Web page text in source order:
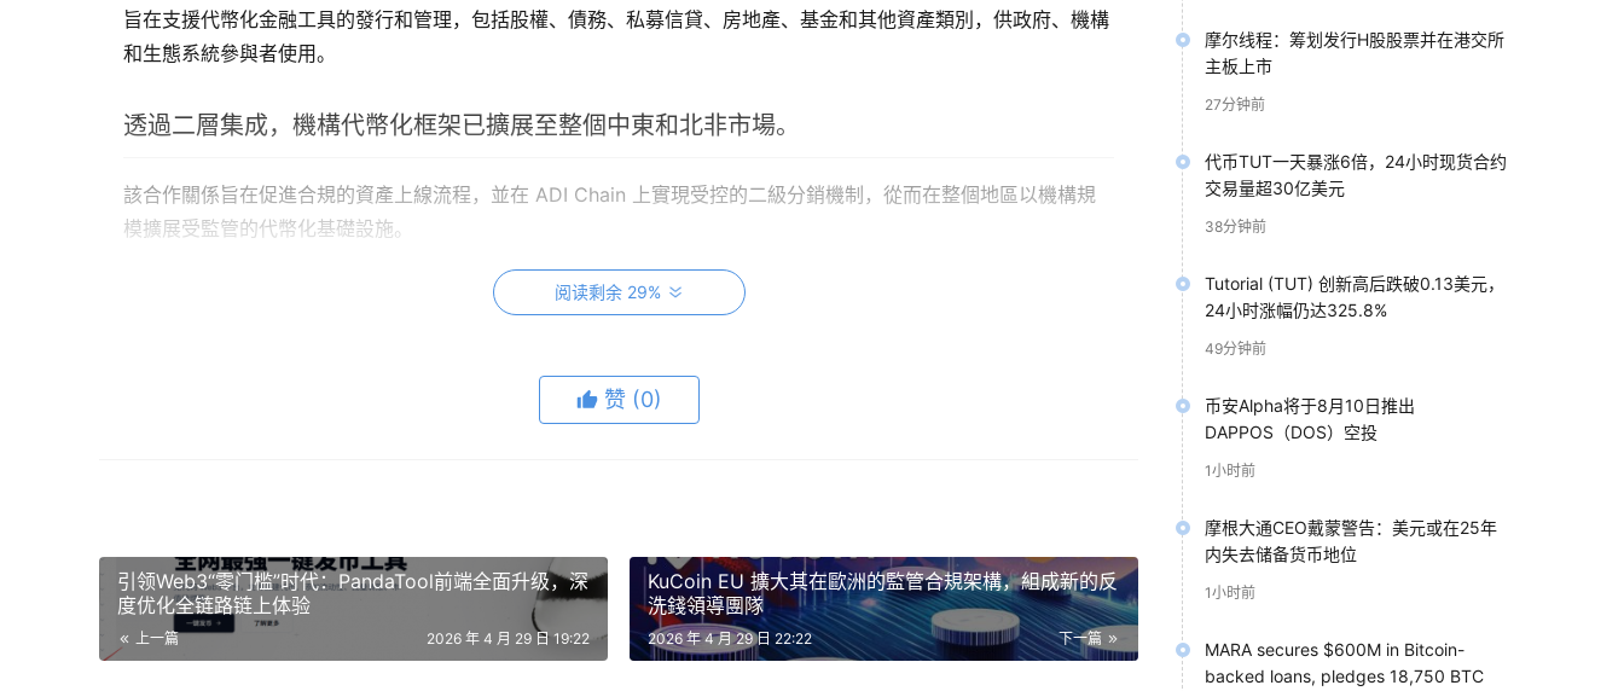
旨在支援代幣化金融工具的發行和管理，包括股權、債務、私募信貸、房地產、基金和其他資產類別，供政府、機構
和生態系統參與者使用。
透過二層集成，機構代幣化框架已擴展至整個中東和北非市場。
該合作關係旨在促進合規的資產上線流程，並在 ADI Chain 上實現受控的二級分銷機制，從而在整個地區以機構規
模擴展受監管的代幣化基礎設施。
ADI基金會執行長Andrey Lazorenko在一份書面聲明中表示：「受監管的代幣化基礎設施是機構意圖與鏈上執行之
間缺失的關鍵環節。Brickken提供了一套成熟的發行和生命週期管理堆棧，深受金融機構信賴。」他補充道：「將其
保合規性。這正是Brickken在拓展新市場時所尋求的以機構為先的願景。
預計這兩個組織將協調代幣化資產的上線，包括在受控框架下進行發行工作流程和二級市場分銷，將 Brickken 的基
礎設施層與 ADI Chain 為受監管的金融應用開發的 Layer 2 架構相結合。
阅读剩余 29%
赞 (0)
引领Web3“零门槛”时代：PandaTool前端全面升级，深
度优化全链路链上体验
上一篇 2026 年 4 月 29 日 19:22
KuCoin EU 擴大其在歐洲的監管合規架構，組成新的反
洗錢領導團隊
下一篇
2026 年 4 月 29 日 22:22
摩尔线程：筹划发行H股股票并在港交所
主板上市
27分钟前
代币TUT一天暴涨6倍，24小时现货合约
交易量超30亿美元
38分钟前
Tutorial (TUT) 创新高后跌破0.13美元，
24小时涨幅仍达325.8%
49分钟前
币安Alpha将于8月10日推出
DAPPOS（DOS）空投
1小时前
摩根大通CEO戴蒙警告：美元或在25年
内失去储备货币地位
1小时前
MARA secures $600M in Bitcoin-
backed loans, pledges 18,750 BTC